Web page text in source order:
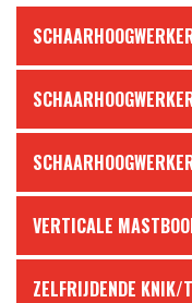
VERTICALE
ZELFRIJDENDE KNIK/